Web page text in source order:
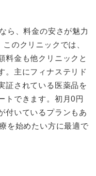
ら、料金の安さが魅力
のクリニックでは、
料金も他クリニックと
。主にフィナステリド
証されている医薬品を
トできます。初月0円
付いているプランもあ
を始めたい方に最適で